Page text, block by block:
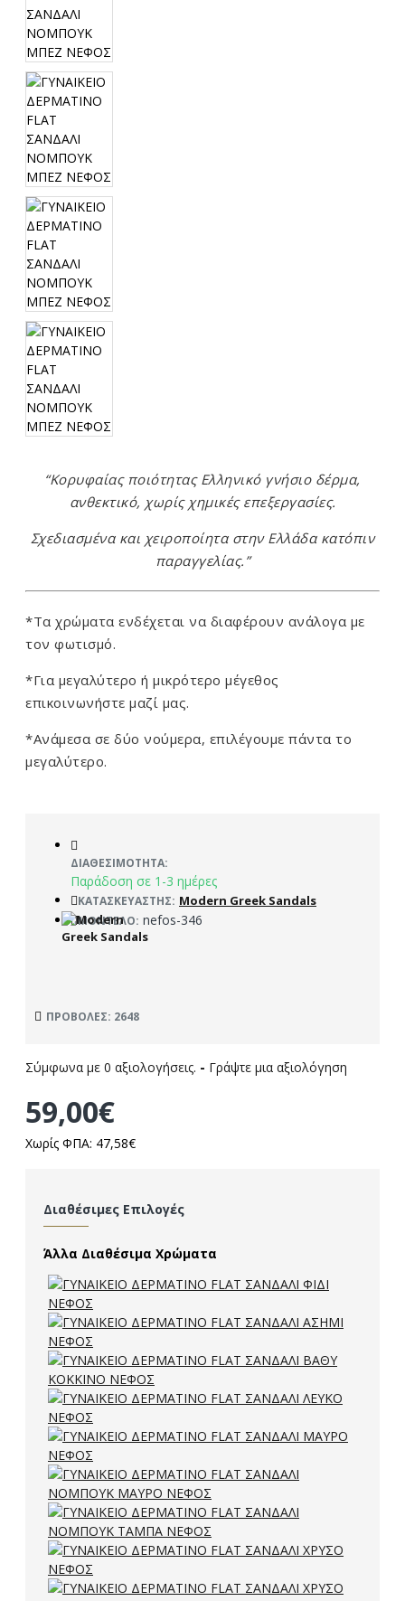
“Κορυφαίας ποιότητας Ελληνικό γνήσιο δέρμα,
ανθεκτικό, χωρίς χημικές επεξεργασίες.
Σχεδιασμένα και χειροποίητα στην Ελλάδα κατόπιν
παραγγελίας.”
*Τα χρώματα ενδέχεται να διαφέρουν ανάλογα με
τον φωτισμό.
*Για μεγαλύτερο ή μικρότερο μέγεθος
επικοινωνήστε μαζί μας.
*Ανάμεσα σε δύο νούμερα, επιλέγουμε πάντα το
μεγαλύτερο.
ΔΙΑΘΕΣΙΜΌΤΗΤΑ:
Παράδοση σε 1-3 ημέρες
ΚΑΤΑΣΚΕΥΑΣΤΉΣ: Modern Greek Sandals
ΜΟΝΤΈΛΟ: nefos-346
ΠΡΟΒΟΛΈΣ: 2648
Σύμφωνα με 0 αξιολογήσεις. - Γράψτε μια αξιολόγηση
59,00€
Χωρίς ΦΠΑ: 47,58€
Διαθέσιμες Επιλογές
Άλλα Διαθέσιμα Χρώματα